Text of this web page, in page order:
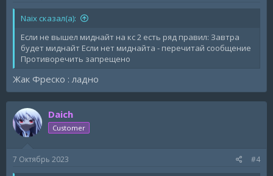
Naix сказал(а):
Если не вышел миднайт на кс 2 есть ряд правил: Завтра
будет миднайт Если нет миднайта - перечитай сообщение
Противоречить запрещено
Жак Фреско : ладно
Daich
Customer
7 Октябрь 2023 #4